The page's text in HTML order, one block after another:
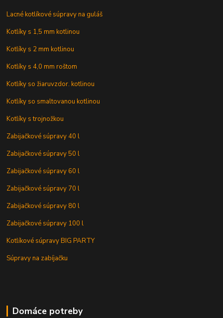
Lacné kotlíkové súpravy na guláš
Kotlíky s 1,5 mm kotlinou
Kotlíky s 2 mm kotlinou
Kotlíky s 4,0 mm roštom
Kotlíky so žiaruvzdor. kotlinou
Kotlíky so smaltovanou kotlinou
Kotlíky s trojnožkou
Zabijačkové súpravy 40 l
Zabijačkové súpravy 50 l
Zabijačkové súpravy 60 l
Zabijačkové súpravy 70 l
Zabijačkové súpravy 80 l
Zabijačkové súpravy 100 l
Kotlíkové súpravy BIG PARTY
Súpravy na zabíjačku
Domáce potreby